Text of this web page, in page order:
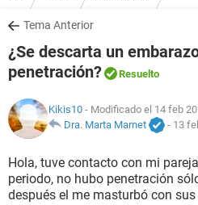
SALUD
FAMILIA
NUTRICIÓN
SEXUALIDAD
Tema Anterior
¿Se descarta un
penetración?
Resuelto
Kikis10 - Modificado el 14 feb
Dra. Marta Marnet
- 13
Hola, tuve contacto con mi
periodo, no hubo penetración
después el me masturbó con